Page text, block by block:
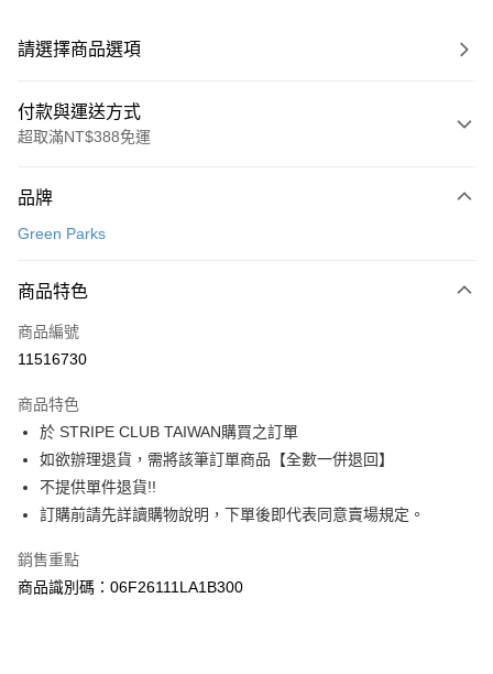
請選擇商品選項
付款與運送方式
超取滿NT$388免運
信用卡一次付款
3 期 0 利率 每期
合作金庫商業銀行
上海商業儲蓄銀行
臺灣中小企業銀行
匯豐（台灣）商業銀行
華泰商業銀行
聯邦商業銀行
遠東國際商業銀行
元大商業銀行
玉山商業銀行
星展（台灣）商業銀行
台灣樂天信用卡公司
超商取貨付款
LINE Pay
Apple Pay
街口支付
悠遊付
大哥付你分期
相關說明
品牌
Green Parks
商品特色
商品編號
11516730
商品特色
於 STRIPE CLUB TAIWAN購買之訂單
如欲辦理退貨，需將該筆訂單商品【全數一併退回】
不提供單件退貨!!
訂購前請先詳讀購物說明，下單後即代表同意賣場規定。
銷售重點
商品識別碼：06F26111LA1B300